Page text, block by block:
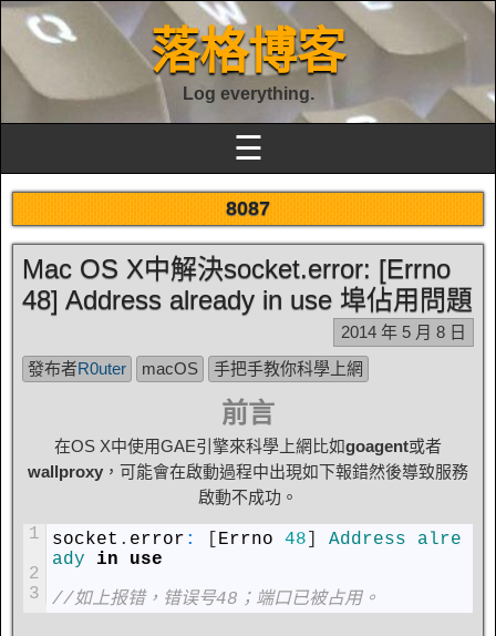
落格博客
Log everything.
☰
8087
Mac OS X中解決socket.error: [Errno
48] Address already in use 埠佔用問題
2014 年 5 月 8 日
發布者R0uter macOS 手把手教你科學上網
前言
在OS X中使用GAE引擎來科學上網比如goagent或者
wallproxy ，可能會在啟動過程中出現如下報錯然後導致服務
啟動不成功。
1
2
3
socket . error : Errno 48 Address alre
ady in
use
//如上报错，错误号48；端口已被占用。